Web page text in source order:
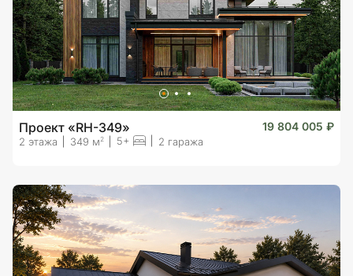
Проект «RH-349» 19 804 005 ₽
2 этажа 349 м 2 5+ 2 гаража